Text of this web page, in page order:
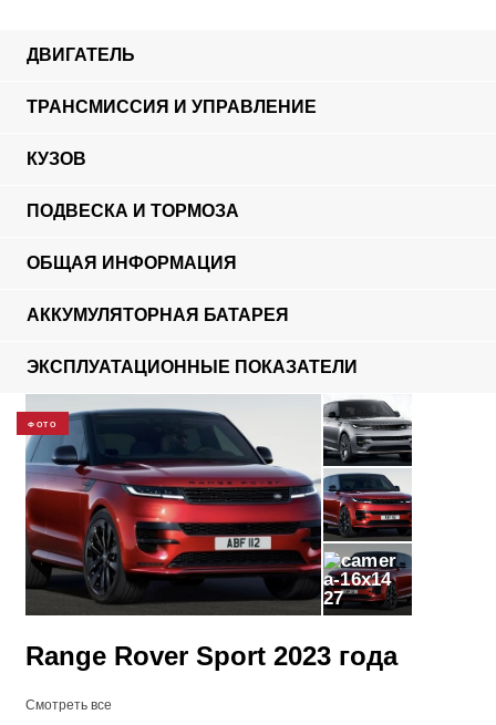
ДВИГАТЕЛЬ
ТРАНСМИССИЯ И УПРАВЛЕНИЕ
КУЗОВ
ПОДВЕСКА И ТОРМОЗА
ОБЩАЯ ИНФОРМАЦИЯ
АККУМУЛЯТОРНАЯ БАТАРЕЯ
ЭКСПЛУАТАЦИОННЫЕ ПОКАЗАТЕЛИ
ФОТО
27
Range Rover Sport 2023 года
Смотреть все